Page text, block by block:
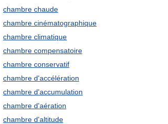
chambre chaude
chambre cinématographique
chambre climatique
chambre compensatoire
chambre conservatif
chambre d'accélération
chambre d'accumulation
chambre d'aération
chambre d'altitude